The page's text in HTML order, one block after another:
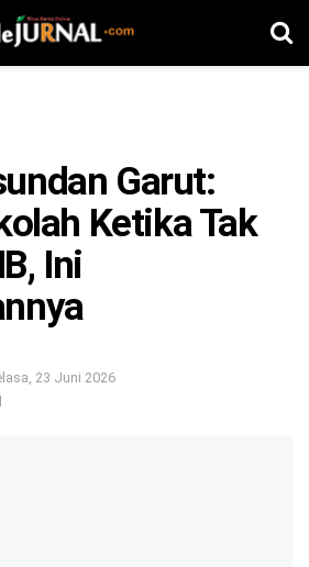
Garut:
Ketika Tak
Ini
23 Juni 2026